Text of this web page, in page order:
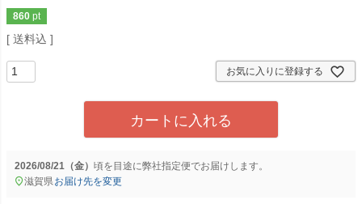
860 pt
送料込
お気に入りに登録する
カートに入れる
2026/08/21（金） に弊社指定便でお届けします。
滋賀県お届け先を変更